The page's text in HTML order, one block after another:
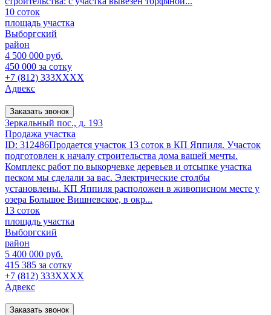
10 соток
площадь участка
Выборгский
район
4 500 000 руб.
450 000 за сотку
+7 (812) 333XXXX
Адвекс
Заказать звонок
Зеркальный пос., д. 193
Продажа участка
ID: 312486Продается участок 13 соток в КП Яппиля. Участок
подготовлен к началу строительства дома вашей мечты.
Комплекс работ по выкорчевке деревьев и отсыпке участка
песком мы сделали за вас. Электрические столбы
установлены. КП Яппиля расположен в живописном месте у
озера Большое Вишневское, в окр...
13 соток
площадь участка
Выборгский
район
5 400 000 руб.
415 385 за сотку
+7 (812) 333XXXX
Адвекс
Заказать звонок